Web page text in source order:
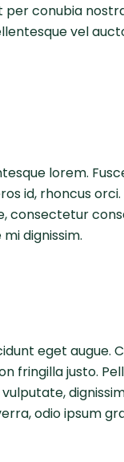
per conubia
vel
lorem.
id, rhoncus orci.
consectetur
dignissim.
eget augue.
fringilla justo.
odio ipsum